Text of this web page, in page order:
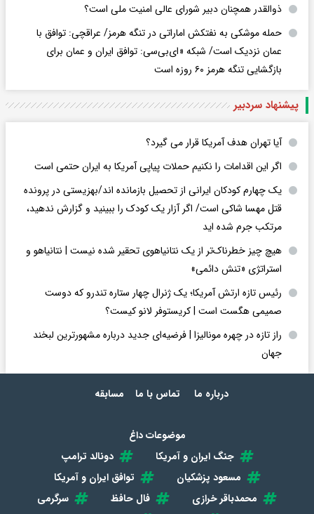
ذوالقدر همچنان دبیر شورای ‌عالی امنیت ملی است؟
حمله موشکی به نفتکش اماراتی در تنگه هرمز/ عراقچی: توافق با
عمان نزدیک است/ شبکه «ای‌بی‌سی: توافق ایران و عمان برای
بازگشایی تنگه هرمز ۶۰ روزه است
پیشنهاد سردبیر
آیا تهران هدف آمریکا قرار می گیرد؟
اگر این اقدامات را نکنیم حملات پیاپی آمریکا به ایران حتمی است
یک چهارم کودکان ایرانی از تحصیل بازمانده اند/بهزیستی در پرونده
قتل مهسا شاکی است/ اگر آزار یک کودک را ببینید و گزارش ندهید،
مرتکب جرم شده اید
هیچ چیز خطرناک‌تر از یک نتانیاهوی تحقیر شده نیست | نتانیاهو و
استراتژی «تنش دائمی»
رئیس تازه ارتش آمریکا؛ یک ژنرال چهار ستاره تندرو که دوست
صمیمی هگست است | کریستوفر لانو کیست؟
راز تازه در چهره مونالیزا | فرضیه‌ای جدید درباره مشهورترین لبخند
جهان
درباره ما تماس با ما مسابقه
موضوعات داغ
جنگ ایران و آمریکا
دونالد ترامپ
مسعود پزشکیان
توافق ایران و آمریکا
محمدباقر خرازی
فال حافظ
سرگرمی